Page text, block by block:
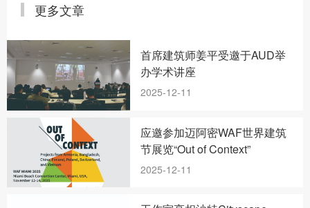
更多文章
首席建筑师姜平受邀于AUD举
办学术讲座
2025-12-11
应邀参加迈阿密WAF世界建筑
节展览“Out of Context”
2025-12-11